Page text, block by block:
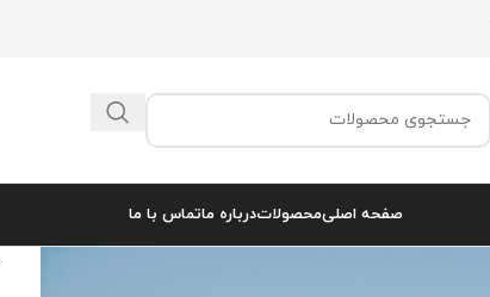
صفحه اصلیمحصولاتدرباره ماتماس با ما